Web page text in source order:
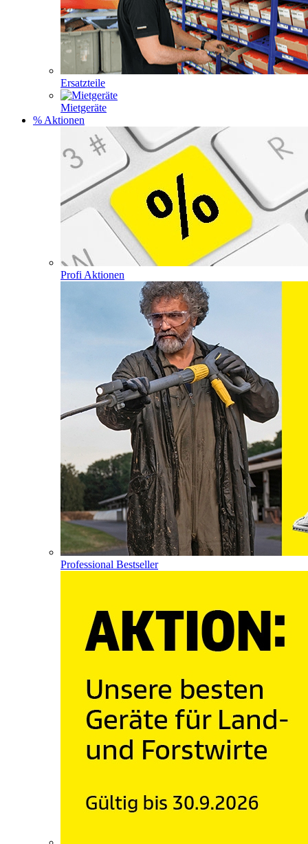
Ersatzteile
Mietgeräte
% Aktionen
Profi Aktionen
Professional Bestseller